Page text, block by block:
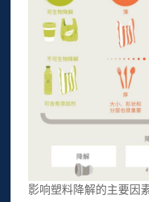
影响塑料降解的主要因